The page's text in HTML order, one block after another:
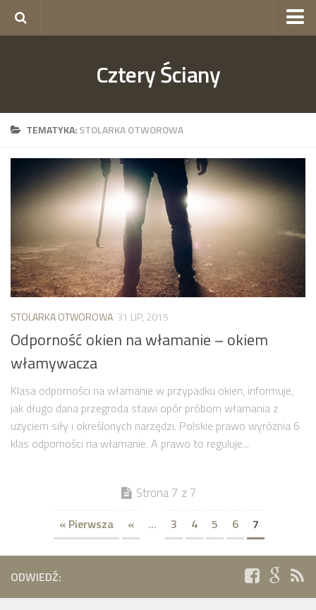
ogrodzenia Szczecin
Cztery Ściany
TEMATYKA:STOLARKA OTWOROWA
STOLARKA OTWOROWA 31 LIP, 2015
Odporność okien na włamanie – okiem
włamywacza
Klasa odporności na włamanie w przypadku okien, informuje,
jak długo dana przegroda stawi opór próbom włamania z
użyciem siły i określonych narzędzi. Polskie prawo wyróżnia 6
klas odporności na włamanie. A prawo to reguluje...
Strona 7 z 7
« Pierwsza « ... 3 4 5 6 7
ODWIEDŹ: